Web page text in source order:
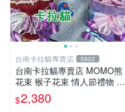
台南卡拉貓專賣店 5902
台南卡拉貓專賣店 MOMO熊
花束 猴子花束 情人節禮物 二
選一 可繡字 可今天寄明天到
$2,380